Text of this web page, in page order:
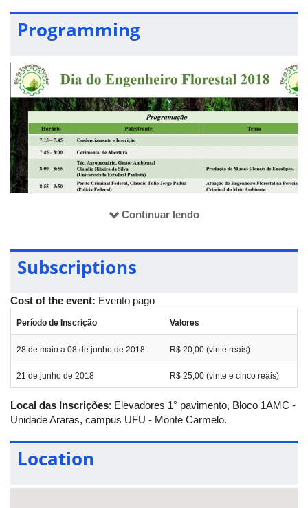
746, Km 1, Araras, Monte Carmelo – MG.
OBSERVAÇÂO: Minicursos com vagas limitadas.
Programming
Continuar lendo
Subscriptions
Cost of the event: Evento pago
Período de Inscrição Valores
28 de maio a 08 de junho de 2018 R$ 20,00 (vinte reais)
21 de junho de 2018 R$ 25,00 (vinte e cinco reais)
Local das Inscrições: Elevadores 1° pavimento, Bloco 1AMC -
Unidade Araras, campus UFU - Monte Carmelo.
Location